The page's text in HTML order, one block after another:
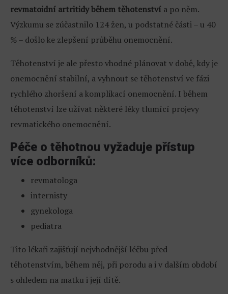
revmatoidní artritidy během těhotenství a po něm.
Výzkumu se zúčastnilo 124 žen, u podstatné části – u 40
% – došlo ke zlepšení průběhu onemocnění.
Těhotenství je ale přesto vhodné plánovat v době, kdy je
onemocnění stabilní, a vyhnout se těhotenství ve fázi
rychlého zhoršení a komplikací onemocnění. I během
těhotenství lze užívat některé léky tlumící projevy
revmatického onemocnění.
Péče o těhotnou vyžaduje přístup
více odborníků:
revmatologa
internisty
gynekologa
pediatra
Tito lékaři zajišťují nejvhodnější léčbu před
těhotenstvím, během něj, při porodu a i v dalším období
s ohledem na matku i její dítě.